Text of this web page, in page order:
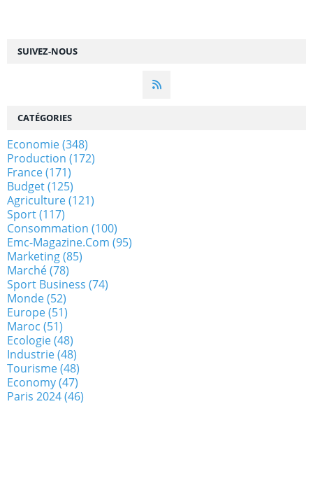
SUIVEZ-NOUS
CATÉGORIES
Economie(348)
Production (172)
France(171)
Budget(125)
Agriculture(121)
Sport(117)
Consommation (100)
Emc-Magazine.com (95)
Marketing(85)
Marché(78)
Sport Business (74)
Monde(52)
Europe(51)
Maroc (51)
Ecologie(48)
Industrie(48)
Tourisme(48)
Economy(47)
Paris 2024(46)